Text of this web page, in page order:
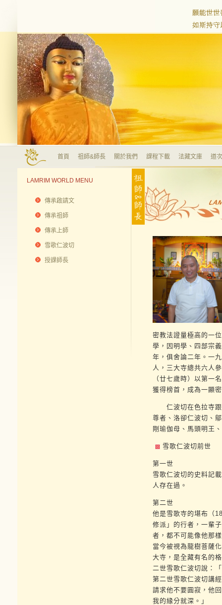
首頁 祖師&師長 關於我們 課程下載 法藏文庫 道
LAMRIM WORLD MENU
傳承啟請文
傳承祖師
傳承上師
雪歌仁波切
授課師長
密教法證量極高的一
學，因明學、四部宗
年，俱舍論二年。一
人，三大寺總共六人
（廿七歲時）以第一
獲得榜首，成為一顯
仁波切在色拉寺跟
尊者、洛卻仁波切、
剛瑜伽母、馬頭明王
雪歌仁波切前世
第一世
雪歌仁波切的史料記
人存在過。
第二世
他是雪歌寺的堪布（
修派」的行者，一輩
者，都不可能像他那
當今被視為龍樹菩薩
大寺，是全藏有名的
二世雪歌仁波切說：
第二世雪歌仁波切講
請求他不要圓寂，他
我的緣分就深。」